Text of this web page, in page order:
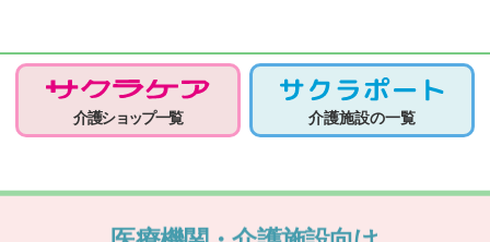
介護ショップ一覧 介護施設の一覧
医療機関・介護施設向け
サイトOPEN!